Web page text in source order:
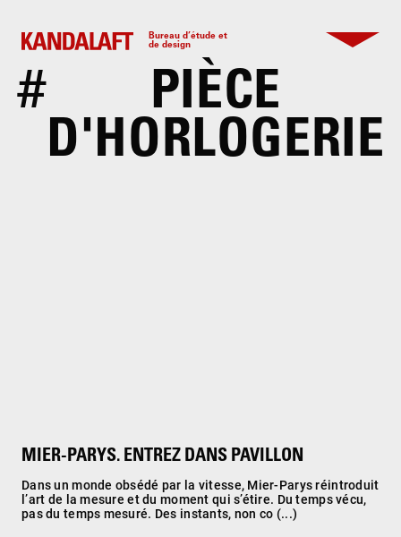
Bureau d’étude et
de design
#
PIÈCE
D'HORLOGERIE
MIER-PARYS. ENTREZ DANS PAVILLON
Dans un monde obsédé par la vitesse, Mier-Parys réintroduit
l’art de la mesure et du moment qui s’étire. Du temps vécu,
pas du temps mesuré. Des instants, non co (...)